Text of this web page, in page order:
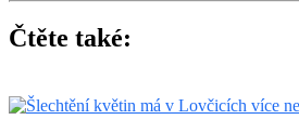
Čtěte také: